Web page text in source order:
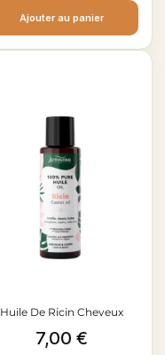
Ajouter au panier
Huile De Ricin Cheveux
Prix
7,00 €